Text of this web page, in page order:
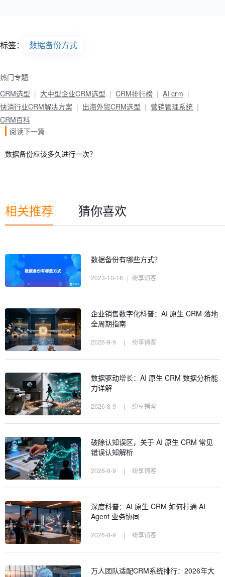
标签： 数据备份方式
热门专题
CRM选型
大中型企业CRM选型 CRM排行榜
AI crm
快消行业CRM解决方案
出海外贸CRM选型
营销管理系统
CRM百科
阅读下一篇
数据备份应该多久进行一次？
相关推荐 猜你喜欢
数据备份有哪些方式？
2023-10-16 | 纷享销客
企业销售数字化科普：AI 原生 CRM 落地
全周期指南
2026-8-9 | 纷享销客
数据驱动增长：AI 原生 CRM 数据分析能
力详解
2026-8-9 | 纷享销客
破除认知误区，关于 AI 原生 CRM 常见
错误认知解析
2026-8-9 | 纷享销客
深度科普：AI 原生 CRM 如何打通 AI
Agent 业务协同
2026-8-9 | 纷享销客
万人团队适配CRM系统排行：2026年大